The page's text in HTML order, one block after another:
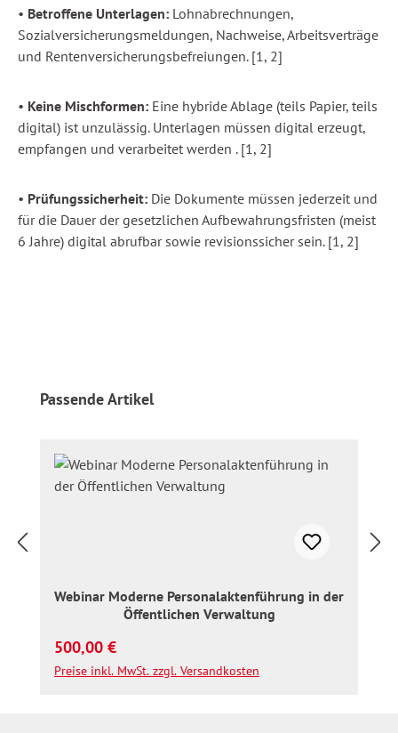
• Betroffene Unterlagen: Lohnabrechnungen,
Sozialversicherungsmeldungen, Nachweise, Arbeitsverträge
und Rentenversicherungsbefreiungen. [1, 2]
• Keine Mischformen: Eine hybride Ablage (teils Papier, teils
digital) ist unzulässig. Unterlagen müssen digital erzeugt,
empfangen und verarbeitet werden . [1, 2]
• Prüfungssicherheit: Die Dokumente müssen jederzeit und
für die Dauer der gesetzlichen Aufbewahrungsfristen (meist
6 Jahre) digital abrufbar sowie revisionssicher sein. [1, 2]
Produktgalerie überspringen
Passende Artikel
Webinar Moderne Personalaktenführung in der
Öffentlichen Verwaltung
Regulärer Preis:
500,00 €
Preise inkl. MwSt. zzgl. Versandkosten